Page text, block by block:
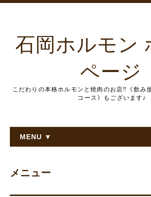
石岡ホルモン
ページ
こだわりの本格ホルモンと焼肉のお店‼︎《飲み
コース》もございます♪
MENU ▼
メニュー